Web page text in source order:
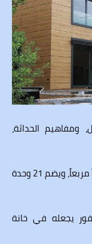
الحداثة،
يقع المجمع على مساحة أرض تبلغ 3.070 متراً مربعاً، ويضم 21 وحدة
يجعله في خانة